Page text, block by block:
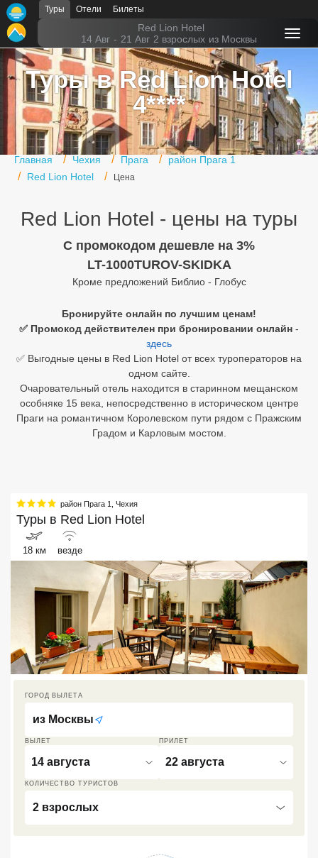
Туры Отели Билеты
Red Lion Hotel
14 Авг - 21 Авг 2 взрослых из Москвы
Туры в Red Lion Hotel
4****
Главная Чехия Прага
район Прага 1
Red Lion Hotel
Цена
Red Lion Hotel - цены на туры
C промокодом дешевле на 3%
LT-1000TUROV-SKIDKA
Кроме предложений Библио - Глобус
Бронируйте онлайн по лучшим ценам!
✅ Промокод действителен при бронировании онлайн -
здесь
✅ Выгодные цены в Red Lion Hotel от всех туроператоров на
одном сайте.
Очаровательный отель находится в старинном мещанском
особняке 15 века, непосредственно в историческом центре
Праги на романтичном Королевском пути рядом с Пражским
Градом и Карловым мостом.
район Прага 1 Чехия
Туры в Red Lion Hotel
18 км везде
ВЫЛЕТ
14 августа
ПРИЛЕТ
22 августа
КОЛИЧЕСТВО ТУРИСТОВ
2 взрослых
ГОРОД ВЫЛЕТА
из Москвы
Главная
Горящие туры
Туры в Турцию
Туры в Египет
Туры в ОАЭ
Офис г. Москва
Шри Ланка
Северный Гоа
Южный Гоа
Большой Сочи
Кав Мин Воды
VIP отели 5 звезд
ТОП 10 лучших отелей 5*
ТОП 10 недорогих отелей